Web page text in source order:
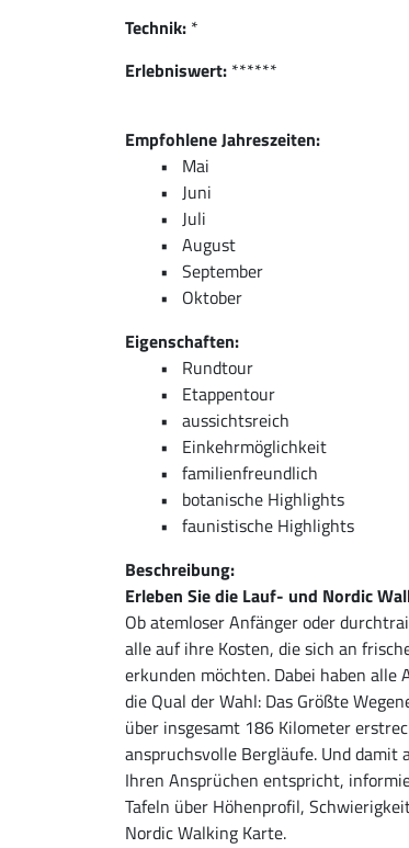
Technik: *
Erlebniswert: ******
Empfohlene Jahreszeiten:
Mai
Juni
Juli
August
September
Oktober
Eigenschaften:
Rundtour
Etappentour
aussichtsreich
Einkehrmöglichkeit
familienfreundlich
botanische Highlights
faunistische Highlights
Beschreibung:
Erleben Sie die Lauf- und Nordic
Ob atemloser Anfänger oder
alle auf ihre Kosten, die sich an
erkunden möchten. Dabei haben alle
die Qual der Wahl: Das Größte
über insgesamt 186 Kilometer
anspruchsvolle Bergläufe. Und
Ihren Ansprüchen entspricht,
Tafeln über Höhenprofil,
Nordic Walking Karte.